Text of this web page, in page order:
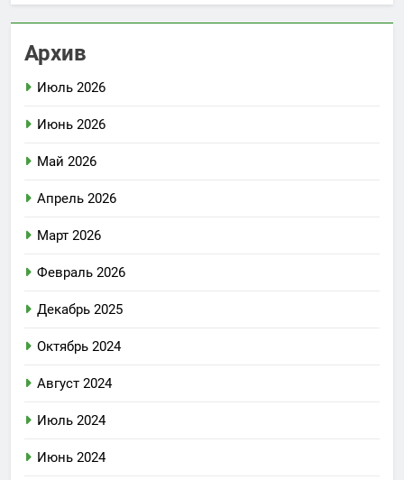
Архив
Июль 2026
Июнь 2026
Май 2026
Апрель 2026
Март 2026
Февраль 2026
Декабрь 2025
Октябрь 2024
Август 2024
Июль 2024
Июнь 2024